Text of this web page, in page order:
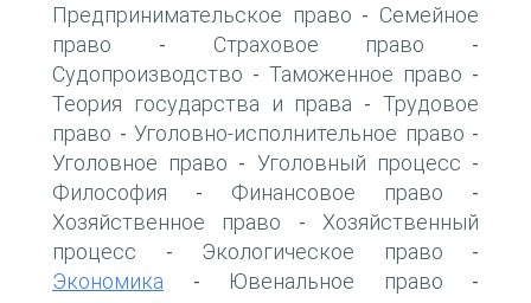
Предпринимательское право - Семейное
право - Страховое право -
Судопроизводство - Таможенное право -
Теория государства и права -Трудовое
право - Уголовно-исполнительное право -
Уголовное право - Уголовный процесс -
Философия - Финансовое право -
Хозяйственное право - Хозяйственный
процесс - Экологическое право -
Экономика - Ювенальное право -